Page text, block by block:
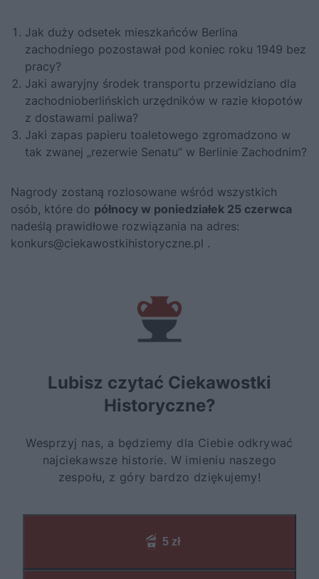
Jak duży odsetek mieszkańców Berlina
zachodniego pozostawał pod koniec roku 1949 bez
pracy?
Jaki awaryjny środek transportu przewidziano dla
zachodnioberlińskich urzędników w razie kłopotów
z dostawami paliwa?
Jaki zapas papieru toaletowego zgromadzono w
tak zwanej „rezerwie Senatu” w Berlinie Zachodnim?
Nagrody zostaną rozlosowane wśród wszystkich
osób, które do północy w poniedziałek 25 czerwca
nadeślą prawidłowe rozwiązania na adres:
konkurs@ciekawostkihistoryczne.pl .